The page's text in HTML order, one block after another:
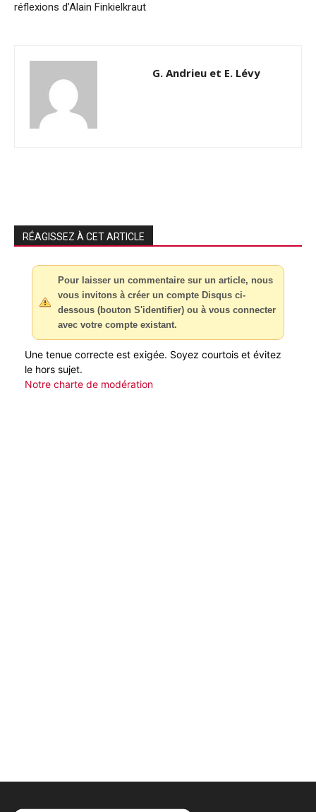
réflexions d’Alain Finkielkraut
G. Andrieu et E. Lévy
RÉAGISSEZ À CET ARTICLE
Pour laisser un commentaire sur un article, nous
vous invitons à créer un compte Disqus ci-
dessous (bouton S'identifier) ou à vous connecter
avec votre compte existant.
Une tenue correcte est exigée. Soyez courtois et évitez
le hors sujet.
Notre charte de modération